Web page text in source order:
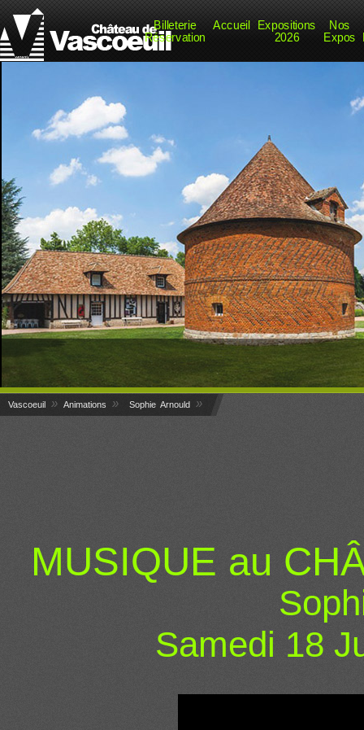
Billeterie
Réservation
Accueil
Expositions
2026
Nos
Expos
Vascoeuil » Animations » Sophie Arnould »
MUSIQUE au
Samedi 18